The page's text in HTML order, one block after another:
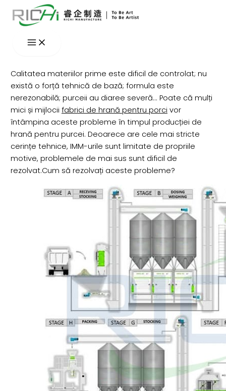
Skip
Calitatea materiilor prime este dificil de controlat; nu
există o forță tehnică de bază; formula este
nerezonabilă; purceii au diaree severă... Poate că mulți
mici și mijlocii fabrici de hrană pentru porci vor
întâmpina aceste probleme în timpul producției de
hrană pentru purcei. Deoarece are cele mai stricte
cerințe tehnice, IMM-urile sunt limitate de propriile
motive, problemele de mai sus sunt dificil de
rezolvat.Cum să rezolvați aceste probleme?